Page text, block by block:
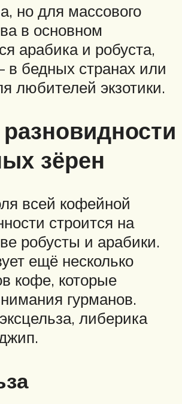
но для массового
в основном
арабика и робуста,
в бедных странах или
любителей экзотики.
зёрен
всей кофейной
строится на
робусты и арабики.
ещё несколько
кофе, которые
гурманов.
либерика